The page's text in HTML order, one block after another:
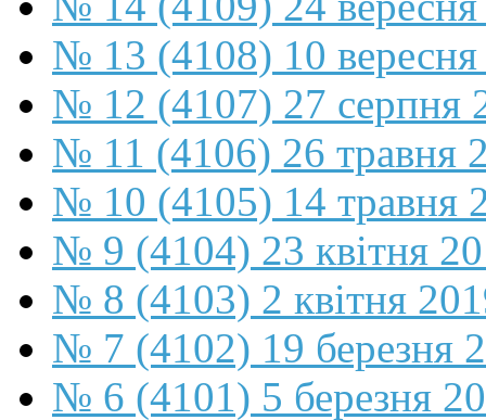
№ 13 (4108) 10
№ 12 (4107) 27 серпня
№ 11 (4106) 26 травня
№ 10 (4105) 14 травня
№ 9 (4104) 23 квітня
№ 8 (4103) 2 квітня
№ 7 (4102) 19 березня
№ 6 (4101) 5 березня